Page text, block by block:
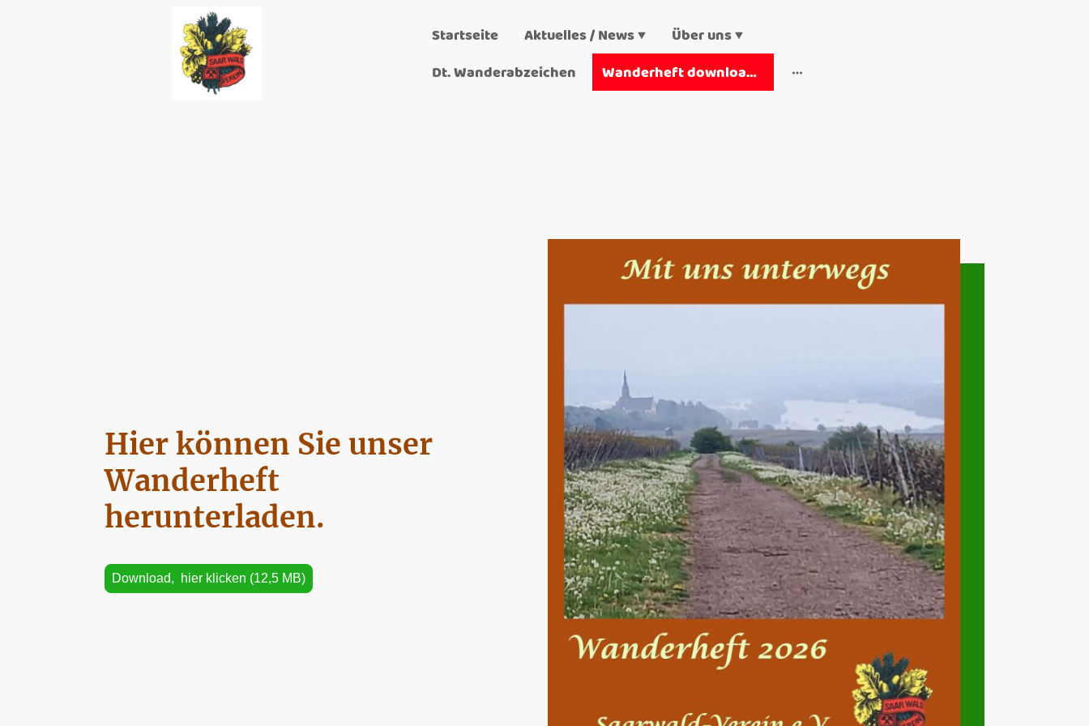
Startseite Aktuelles / News
Über uns
Dt. Wanderabzeichen
Wanderheft downloaden
Hier können Sie unser
Wanderheft
herunterladen.
Download, hier klicken (12,5 MB)